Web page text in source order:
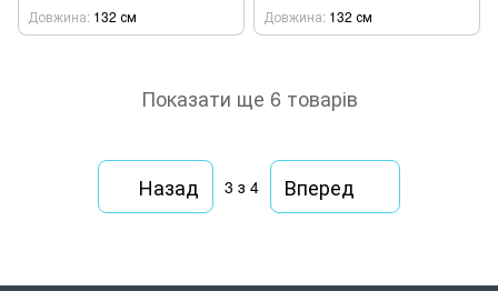
Довжина 132 см
Довжина 132 см
Показати ще 6 товарів
Назад 3 з 4 Вперед